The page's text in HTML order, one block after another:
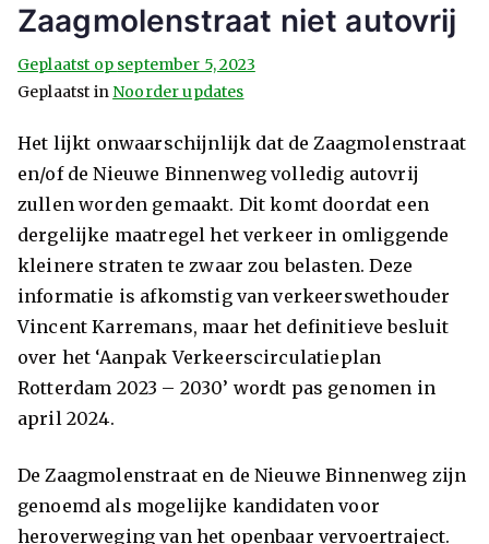
Zaagmolenstraat niet autovrij
Geplaatst op september 5, 2023
Geplaatst in Noorder updates
Het lijkt onwaarschijnlijk dat de Zaagmolenstraat
en/of de Nieuwe Binnenweg volledig autovrij
zullen worden gemaakt. Dit komt doordat een
dergelijke maatregel het verkeer in omliggende
kleinere straten te zwaar zou belasten. Deze
informatie is afkomstig van verkeerswethouder
Vincent Karremans, maar het definitieve besluit
over het ‘Aanpak Verkeerscirculatieplan
Rotterdam 2023 – 2030’ wordt pas genomen in
april 2024.
De Zaagmolenstraat en de Nieuwe Binnenweg zijn
genoemd als mogelijke kandidaten voor
heroverweging van het openbaar vervoertraject.